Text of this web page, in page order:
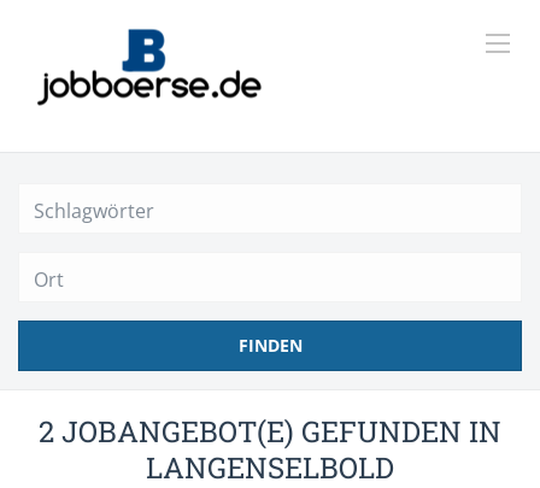
FINDEN
2 JOBANGEBOT(E) GEFUNDEN IN
LANGENSELBOLD